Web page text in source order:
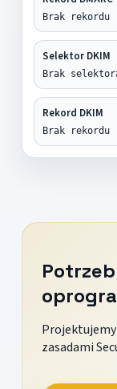
Brak rekordu
Selektor DKIM
Brak
Rekord DKIM
Brak rekordu
zasadami